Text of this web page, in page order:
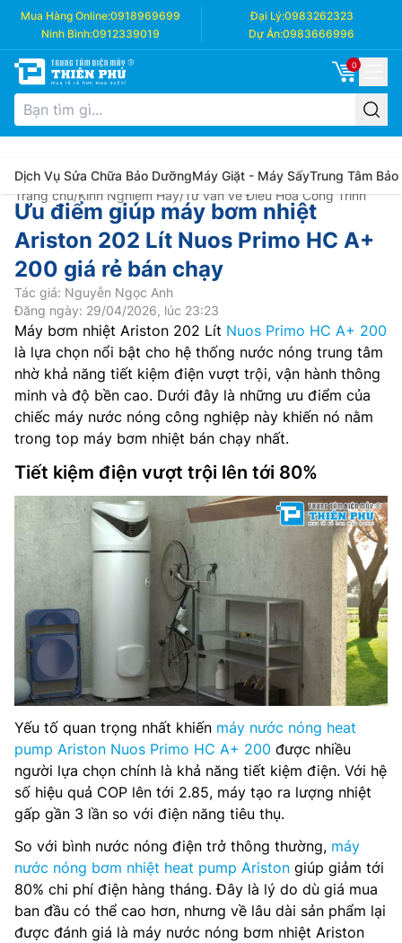
Mua Hàng Online:0918969699 Đại Lý:0983262323
Ninh Bình:0912339019 Dự Án:0983666996
0
Dịch Vụ Sửa Chữa Bảo DưỡngMáy Giặt - Máy SấyTrung Tâm Bảo
Trang chủ/Kinh Nghiệm Hay/Tư vấn về Điều Hòa Công Trình
Ưu điểm giúp máy bơm nhiệt
Ariston 202 Lít Nuos Primo HC A+
200 giá rẻ bán chạy
Tác giả: Nguyễn Ngọc Anh
Đăng ngày: 29/04/2026, lúc 23:23
Máy bơm nhiệt Ariston 202 Lít Nuos Primo HC A+ 200
là lựa chọn nổi bật cho hệ thống nước nóng trung tâm
nhờ khả năng tiết kiệm điện vượt trội, vận hành thông
minh và độ bền cao. Dưới đây là những ưu điểm của
chiếc máy nước nóng công nghiệp này khiến nó nằm
trong top máy bơm nhiệt bán chạy nhất.
Tiết kiệm điện vượt trội lên tới 80%
Yếu tố quan trọng nhất khiến máy nước nóng heat
pump Ariston Nuos Primo HC A+ 200 được nhiều
người lựa chọn chính là khả năng tiết kiệm điện. Với hệ
số hiệu quả COP lên tới 2.85, máy tạo ra lượng nhiệt
gấp gần 3 lần so với điện năng tiêu thụ.
So với bình nước nóng điện trở thông thường, máy
nước nóng bơm nhiệt heat pump Ariston giúp giảm tới
80% chi phí điện hàng tháng. Đây là lý do dù giá mua
ban đầu có thể cao hơn, nhưng về lâu dài sản phẩm lại
được đánh giá là máy nước nóng bơm nhiệt Ariston